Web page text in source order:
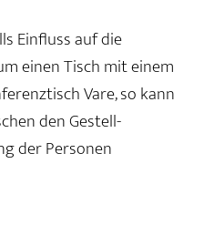
Einfluss auf die
einen Tisch mit einem
Vare, so kann
den Gestell-
der Personen